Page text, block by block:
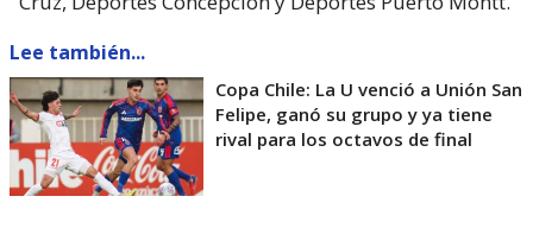
Lee también...
Copa Chile: La U venció a Unión San
Felipe, ganó su grupo y ya tiene
rival para los octavos de final